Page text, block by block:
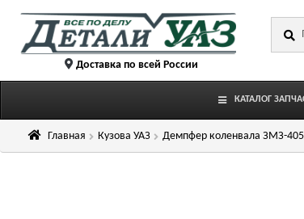
Перейти
Перейти
содержимому Доставка по всей России
КАТАЛОГ
Главная Кузова УАЗ Демпфер коленвала ЗМЗ-